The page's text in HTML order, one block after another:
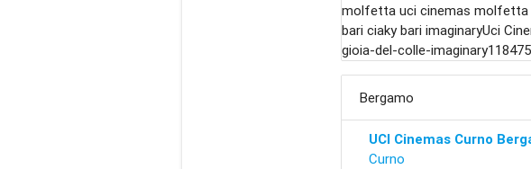
molfetta uci cinemas molfetta
bari ciaky bari imaginaryUci
gioia-del-colle-
Bergamo
UCI Cinemas Curno
Curno